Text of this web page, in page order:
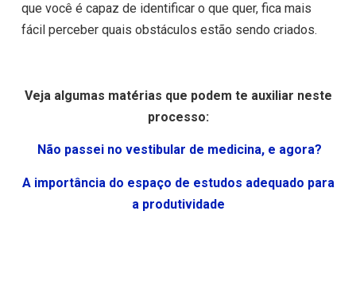
que você é capaz de identificar o que quer, fica mais
fácil perceber quais obstáculos estão sendo criados.
Veja algumas matérias que podem te auxiliar neste
processo:
Não passei no vestibular de medicina, e agora?
A importância do espaço de estudos adequado para
a produtividade